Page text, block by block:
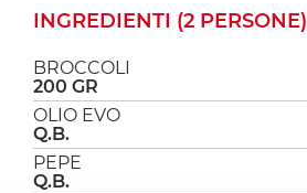
INGREDIENTI (2 PERSONE)
BROCCOLI
200 GR
OLIO EVO
Q.B.
PEPE
Q.B.